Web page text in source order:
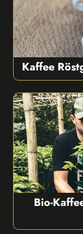
Kaffee
Bio-